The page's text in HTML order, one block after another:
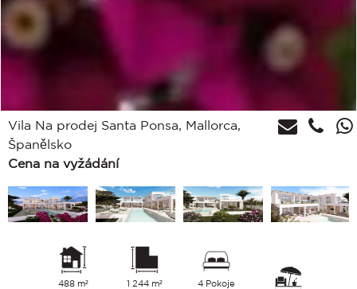
Vila Na prodej Santa Ponsa, Mallorca,
Španělsko
Cena na vyžádání
488 m² 1 244 m² 4 Pokoje